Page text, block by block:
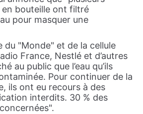
en bouteille ont filtré
pour masquer une
du "Monde" et de la cellule
France, Nestlé et d’autres
au public que l’eau qu’ils
Pour continuer de la
ils ont eu recours à des
interdits. 30 % des